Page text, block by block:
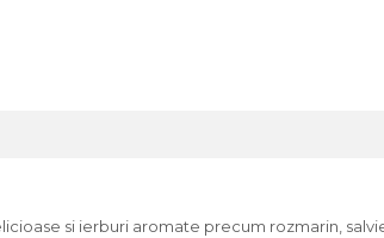
si ierburi aromate precum rozmarin,